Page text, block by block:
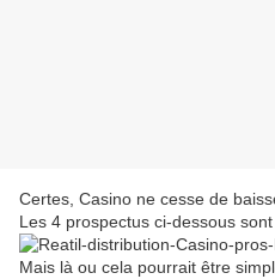
Certes, Casino ne cesse de
Les 4 prospectus ci-dessous
Mais là ou cela pourrait être